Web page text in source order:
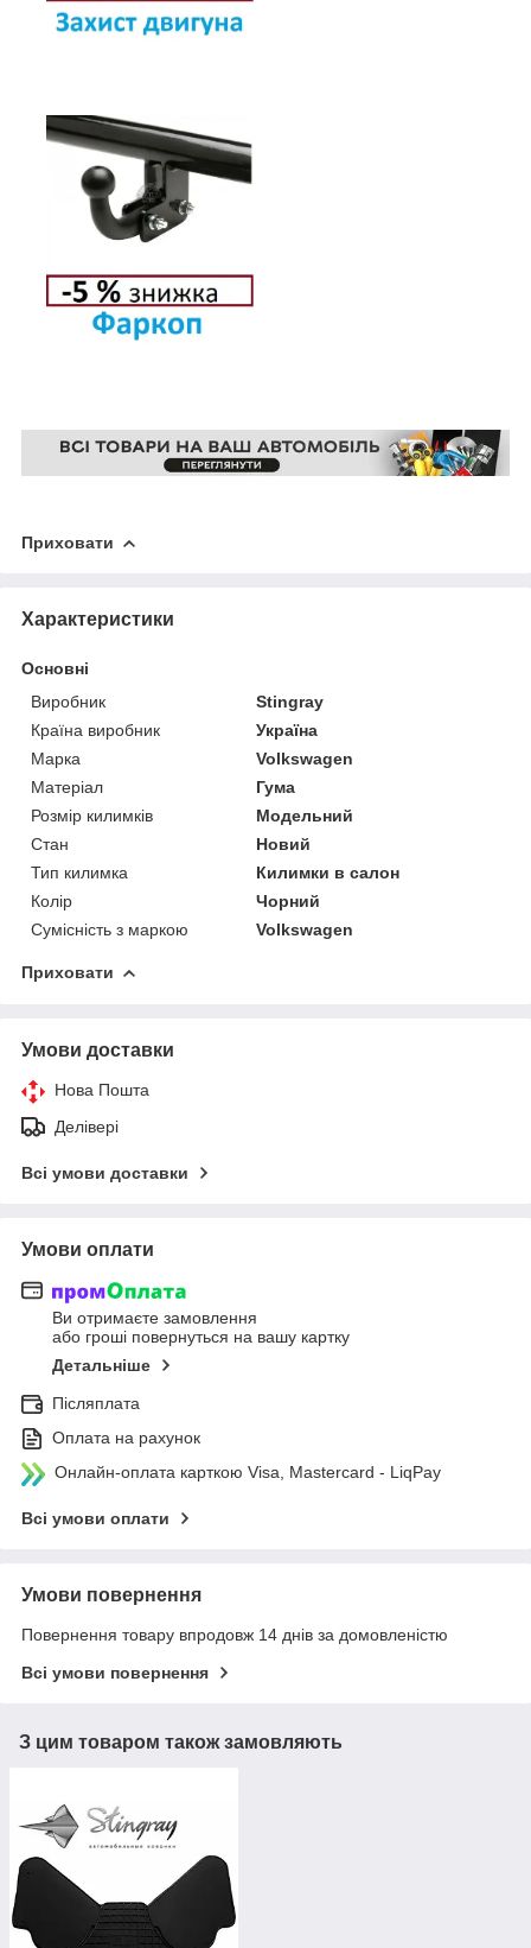
Приховати
Характеристики
Основні
Виробник
Stingray
Країна виробник
Україна
Марка
Volkswagen
Матеріал
Гума
Розмір килимків
Модельний
Стан
Новий
Тип килимка
Килимки в салон
Колір
Чорний
Сумісність з маркою
Volkswagen
Приховати
Умови доставки
Нова Пошта
Делівері
Всі умови доставки
Умови оплати
Ви отримаєте замовлення
або гроші повернуться на вашу картку
Детальніше
Післяплата
Оплата на рахунок
Онлайн-оплата карткою Visa, Mastercard - LiqPay
Всі умови оплати
Умови повернення
Повернення товару впродовж 14 днів за домовленістю
Всі умови повернення
З цим товаром також замовляють